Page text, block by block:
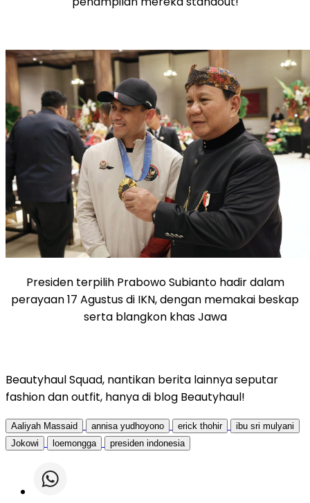
Presiden terpilih Prabowo Subianto hadir dalam
perayaan 17 Agustus di IKN, dengan memakai beskap
serta blangkon khas Jawa
Beautyhaul Squad, nantikan berita lainnya seputar
fashion dan outfit, hanya di blog Beautyhaul!
Aaliyah Massaid annisa yudhoyono erick thohir
ibu sri mulyani
Jokowi
loemongga presiden indonesia